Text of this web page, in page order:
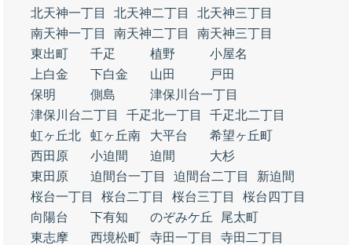
北天神一丁目
北天神二丁目
北天神三丁目
南天神一丁目
南天神二丁目
南天神三丁目
東出町
千疋 植野
小屋名
上白金
下白金 山田
戸田
保明
側島
津保川台一丁目
津保川台二丁目
千疋北一丁目
千疋北二丁目
虹ヶ丘北
虹ヶ丘南 大平台
希望ヶ丘町
西田原
小迫間 迫間
大杉
東田原
迫間台一丁目 迫間台二丁目
新迫間
桜台一丁目
桜台二丁目 桜台三丁目
桜台四丁目
向陽台
下有知 のぞみケ丘
尾太町
東志摩
西境松町 寺田一丁目
寺田二丁目